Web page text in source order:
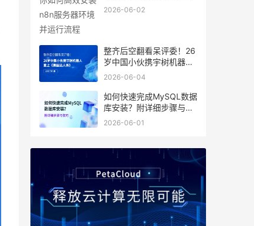
行流程
2026-06-02
整齐后空翻看呆评委！26
岁中国小伙携宇树机器人
登上《美国达人秀》
2026-06-04
如何快速完成MySQL数据
库安装？附详细步骤与技
巧
2026-06-01